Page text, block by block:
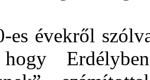
es évekről
hogy